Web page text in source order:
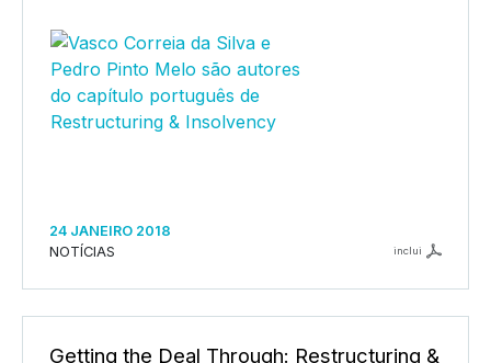
24 JANEIRO 2018
NOTÍCIAS
inclui
Getting the Deal Through: Restructuring &